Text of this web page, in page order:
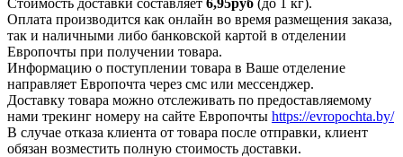
Оплата производится как онлайн во время размещения заказа,
так и наличными либо банковской картой в отделении
Европочты при получении товара.
Информацию о поступлении товара в Ваше отделение
направляет Европочта через смс или мессенджер.
Доставку товара можно отслеживать по предоставляемому
нами трекинг номеру на сайте Европочты https://evropochta.by/
В случае отказа клиента от товара после отправки, клиент
обязан возместить полную стоимость доставки.